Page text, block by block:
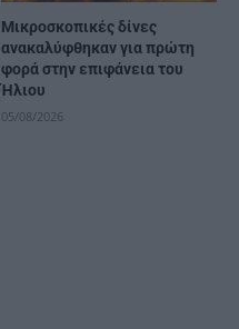
Μικροσκοπικές δίνες
ανακαλύφθηκαν για πρώτη
φορά στην επιφάνεια του
Ήλιου
05/08/2026